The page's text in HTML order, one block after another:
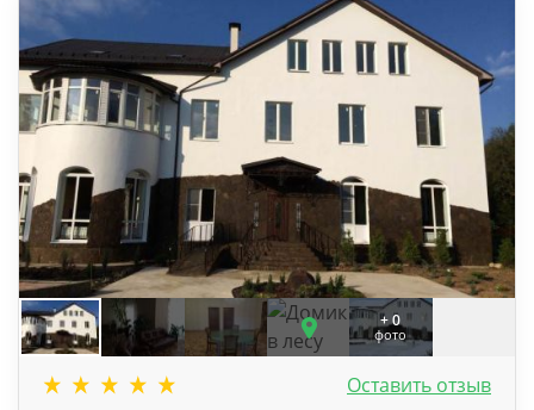
+ 0
фото
Оставить отзыв